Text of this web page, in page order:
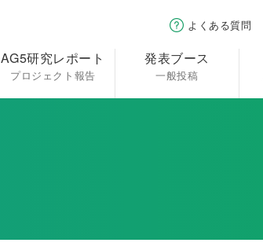
よくある質問
AG5研究レポート
プロジェクト報告
発表ブース
一般投稿